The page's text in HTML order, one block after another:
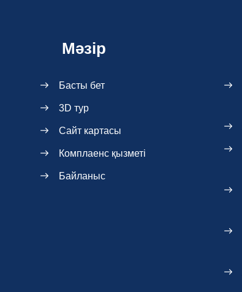
Мәзір
Басты бет
3D тур
Сайт картасы
Комплаенс қызметі
Байланыс